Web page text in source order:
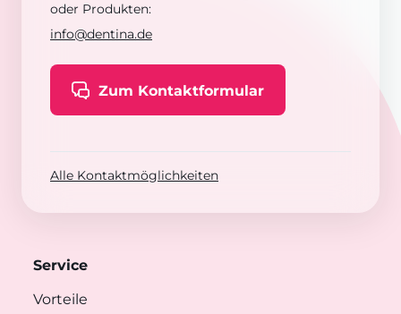
oder Produkten:
info@dentina.de
Zum Kontaktformular
Alle Kontaktmöglichkeiten
Service
Vorteile